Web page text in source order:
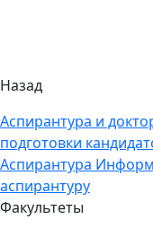
Назад
Аспирантура и
подготовки
Аспирантура
аспирантуру
Факультеты